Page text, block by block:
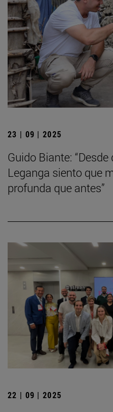
23 | 09 | 2025
Guido Biante:
Leganga siento que
profunda que antes”
22 | 09 | 2025